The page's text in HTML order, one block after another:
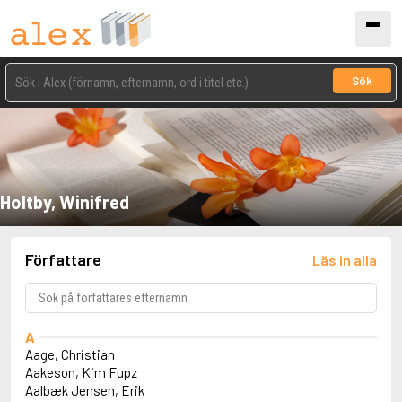
Sök
Holtby, Winifred
Författare Läs in alla
A
Aage, Christian
Aakeson, Kim Fupz
Aalbæk Jensen, Erik